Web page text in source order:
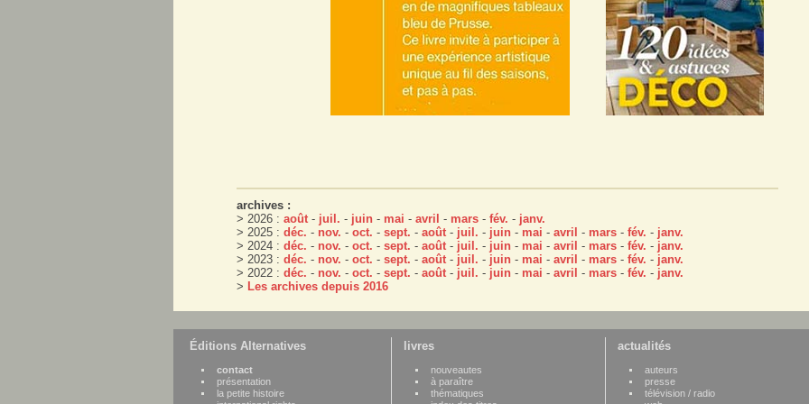
archives :
> 2026 : août- juil. - juin - mai - avril - mars - fév. - janv.
> 2025 : déc. - nov. - oct. - sept. - août- juil. - juin - mai - avril - mars - fév. - janv.
> 2024 : déc. - nov. - oct. - sept. - août- juil. - juin - mai - avril - mars - fév. - janv.
> 2023 : déc. - nov. - oct. - sept. - août- juil. - juin - mai - avril - mars - fév. - janv.
> 2022 : déc. - nov. - oct. - sept. - août- juil. - juin - mai - avril - mars - fév. - janv.
> Les archives depuis 2016
Éditions Alternatives
contact
présentation
la petite histoire
livres
nouveautes
à paraître
thématiques
actualités
auteurs
presse
télévision / radio